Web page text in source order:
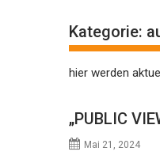
Kategorie:
hier werden
„PUBLIC
Mai 21, 2024